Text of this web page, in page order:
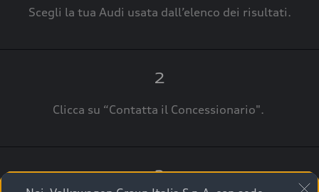
Scegli la tua Audi usata dall’elenco dei risultati.
2
Clicca su “Contatta il Concessionario".
3